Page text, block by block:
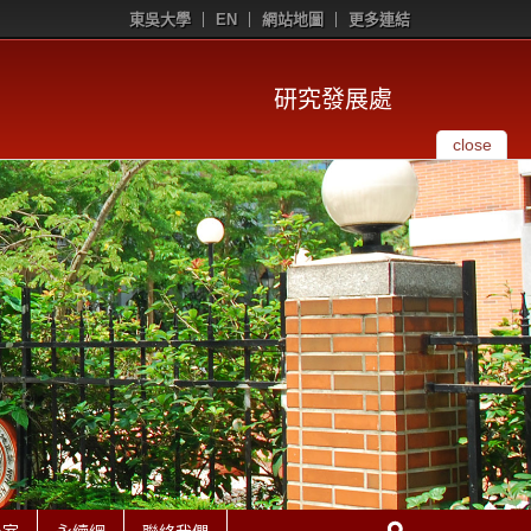
東吳大學 EN 網站地圖 更多連結
研究發展處
close